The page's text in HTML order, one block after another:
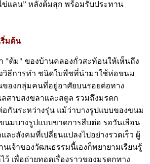
ข่แลน” หลังต้มสุก พร้อมรับประทาน
ริ่มต้น
ของบ้านคลองกั่วสะท้อนให้เห็นถึง
วิธีการทำ ชนิดใบพืชที่นำมาใช้ห่อขนม
องกลุ่มคนที่อยู่อาศัยบนรอยต่อทาง
สาบสงขลาและสตูล รวมถึงมรดก
นระหว่างรุ่น แม้ว่าบางรูปแบบของขนม
นมบางรูปแบบขาดการสืบต่อ รอวันเลือน
ละสังคมที่เปลี่ยนแปลงไปอย่างรวดเร็ว ผู้
เจ้าของวัฒนธรรมนี้เองก็พยายามเรียนรู้
เพื่อถ่ายทอดเรื่องราวของมรดกทาง